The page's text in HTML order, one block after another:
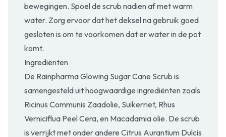
bewegingen. Spoel de scrub nadien af met warm
water. Zorg ervoor dat het deksel na gebruik goed
gesloten is om te voorkomen dat er water in de pot
komt.
Ingrediënten
De Rainpharma Glowing Sugar Cane Scrub is
samengesteld uit hoogwaardige ingrediënten zoals
Ricinus Communis Zaadolie, Suikerriet, Rhus
Verniciflua Peel Cera, en Macadamia olie. De scrub
is verrijkt met onder andere Citrus Aurantium Dulcis